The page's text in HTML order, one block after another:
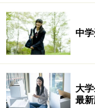
プランは、世界66
NGOで、「子ど
どもたちが本来の
して活動する組織
日本での活動は
（プラン・ジャパ
中
大
最新